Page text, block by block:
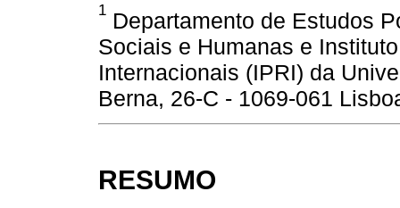
1 Departamento de Estudos
Sociais e Humanas e
Internacionais (IPRI) da
Berna, 26-C - 1069-061
RESUMO